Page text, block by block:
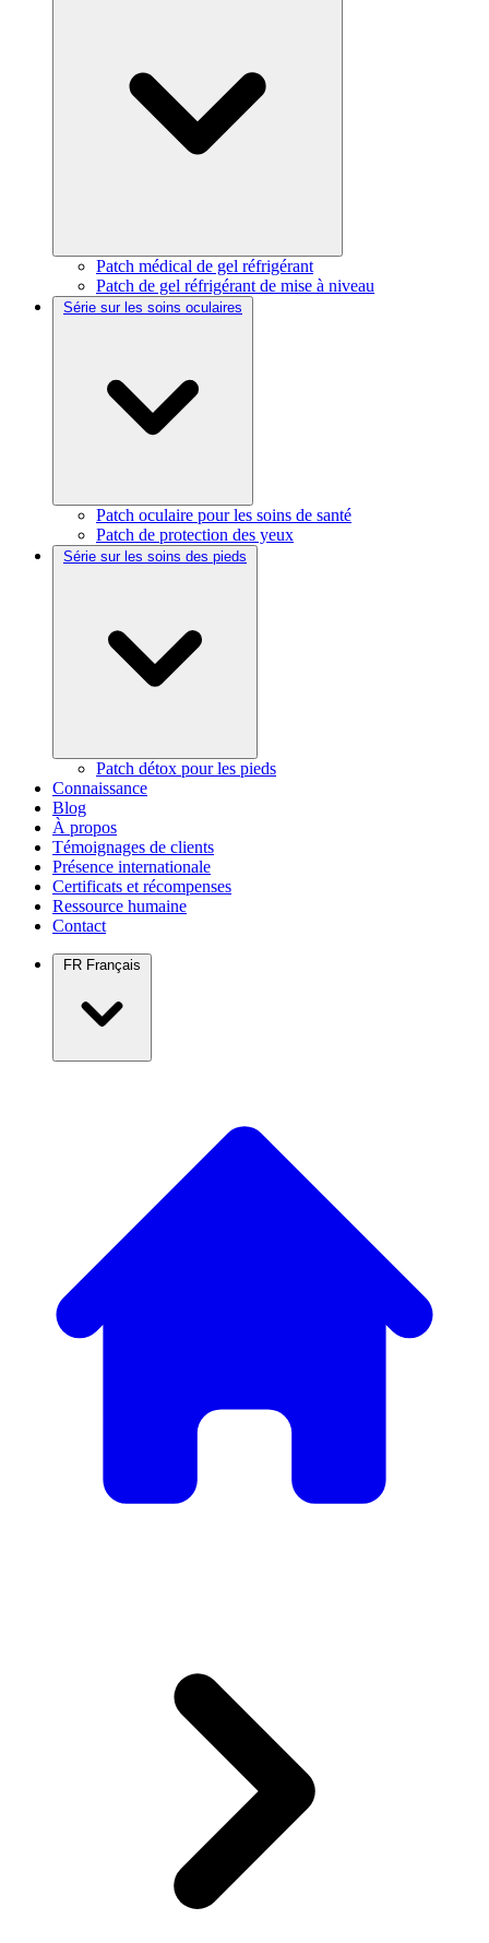
Patch médical de gel réfrigérant
Patch de gel réfrigérant de mise à niveau
Série sur les soins oculaires
Patch oculaire pour les soins de santé
Patch de protection des yeux
Série sur les soins des pieds
Patch détox pour les pieds
Connaissance
Blog
À propos
Témoignages de clients
Présence internationale
Certificats et récompenses
Ressource humaine
Contact
FR Français